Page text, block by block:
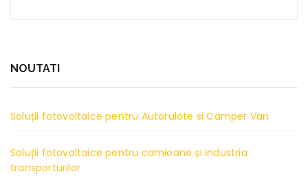
NOUTATI
Soluții fotovoltaice pentru Autorulote si Camper Van
Soluții fotovoltaice pentru camioane și industria
transporturilor